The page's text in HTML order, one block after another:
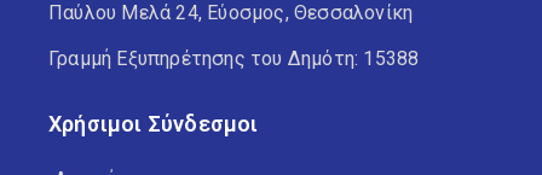
Παύλου Μελά 24, Εύοσμος, Θεσσαλονίκη
Γραμμή Εξυπηρέτησης του Δημότη: 15388
Χρήσιμοι Σύνδεσμοι